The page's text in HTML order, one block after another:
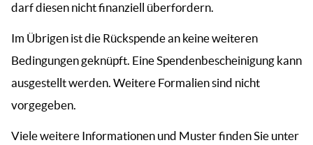
darf diesen nicht finanziell überfordern.
Im Übrigen ist die Rückspende an keine weiteren
Bedingungen geknüpft. Eine Spendenbescheinigung kann
ausgestellt werden. Weitere Formalien sind nicht
vorgegeben.
Viele weitere Informationen und Muster finden Sie unter